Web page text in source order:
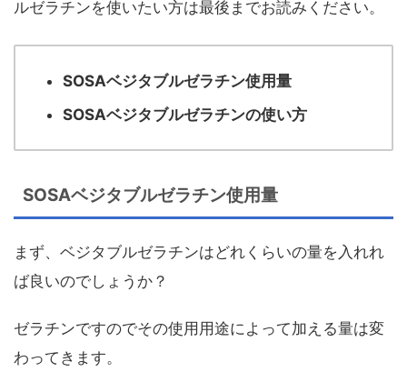
ルゼラチンを使いたい方は最後までお読みください。
SOSAベジタブルゼラチン使用量
SOSAベジタブルゼラチンの使い方
SOSAベジタブルゼラチン使用量
まず、ベジタブルゼラチンはどれくらいの量を入れれ
ば良いのでしょうか？
ゼラチンですのでその使用用途によって加える量は変
わってきます。